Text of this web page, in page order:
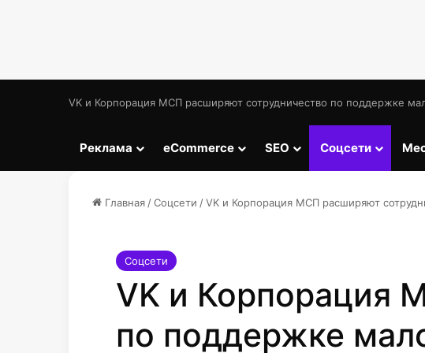
VK и Корпорация МСП расширяют сотрудничество по поддержке
Реклама eCommerce SEO Соцсети
Главная /Соцсети /VK и Корпорация МСП расширяют
Соцсети
VK и Корпорация
по поддержке